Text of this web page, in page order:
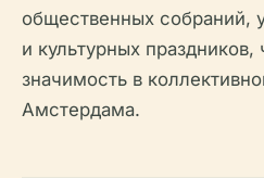
общественных собраний,
и культурных праздников,
значимость в
Амстердама.